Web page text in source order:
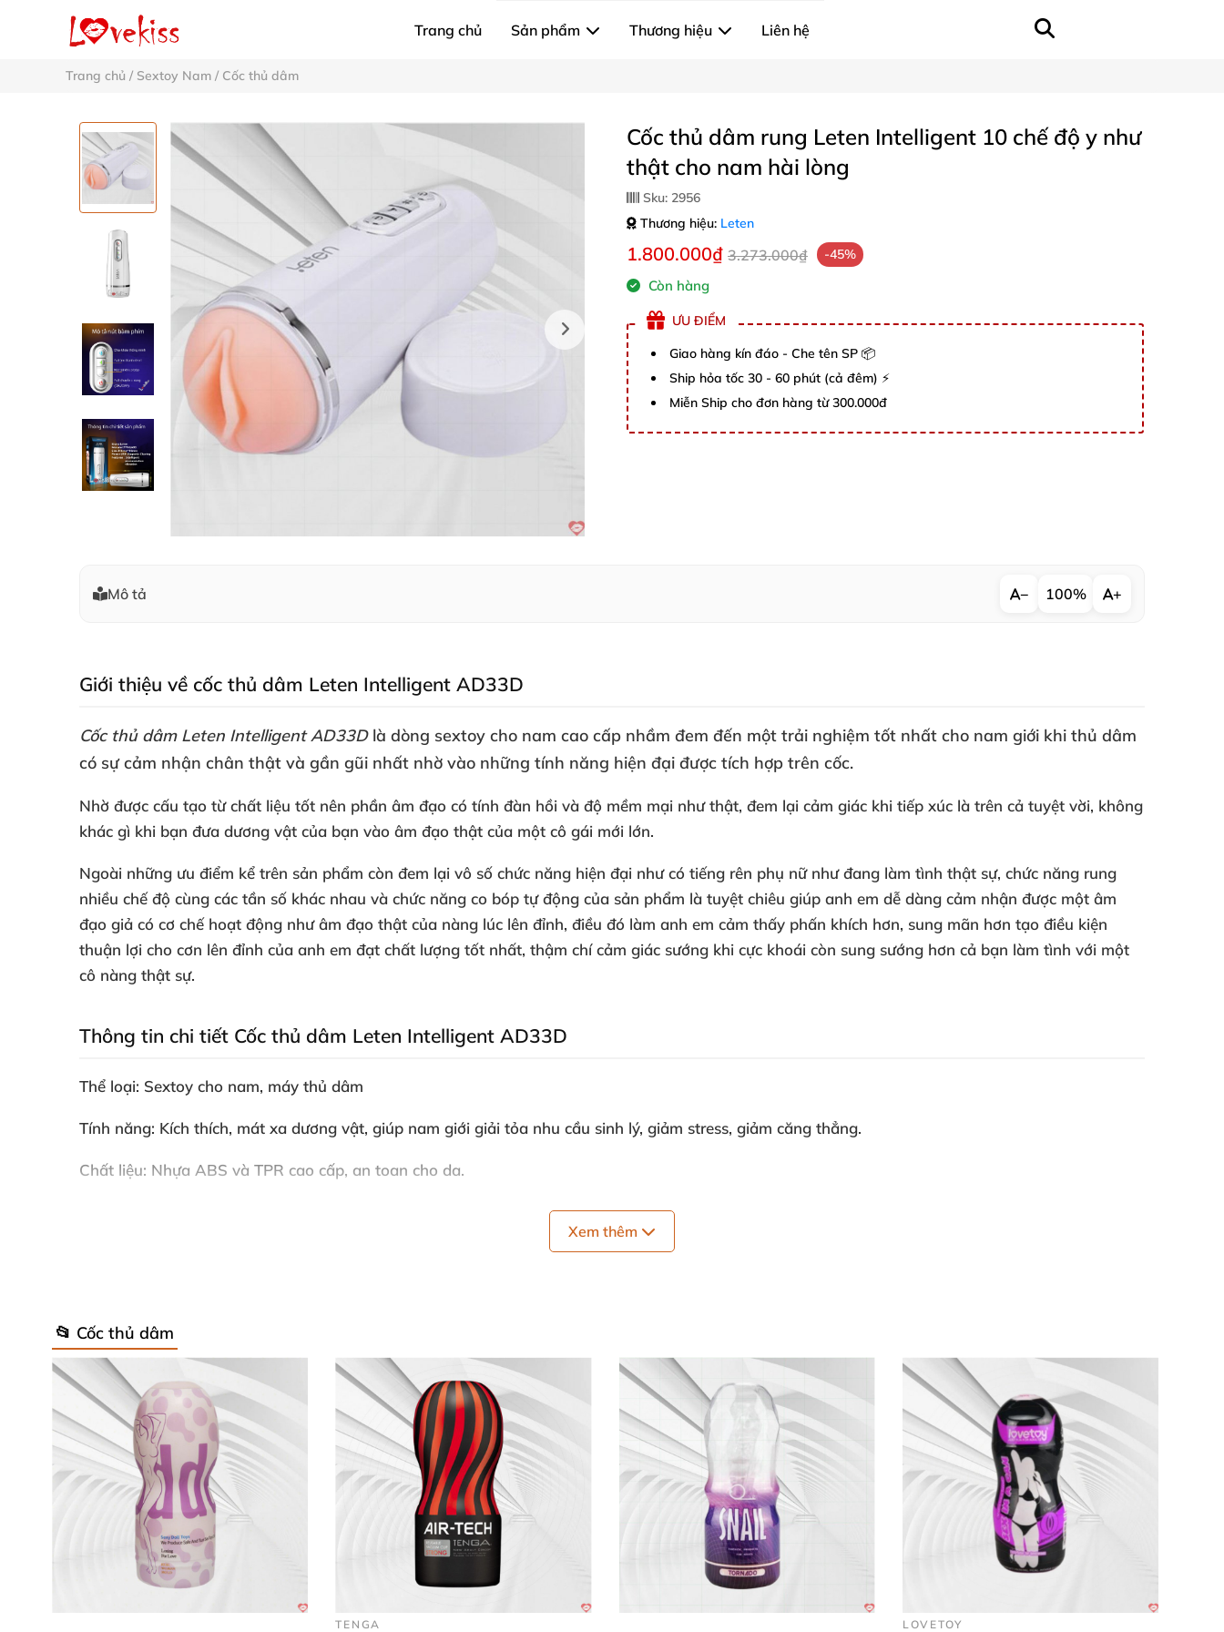
Trang chủ Sản phẩm Thương hiệu Liên hệ
Trang chủ / Sextoy Nam / Cốc thủ dâm
Cốc thủ dâm rung Leten Intelligent 10 chế độ y như
thật cho nam hài lòng
Sku: 2956
Thương hiệu: Leten
1.800.000₫ 3.273.000₫ -45%
Còn hàng
ƯU ĐIỂM
Giao hàng kín đáo - Che tên SP 📦
Ship hỏa tốc 30 - 60 phút (cả đêm) ⚡
Miễn Ship cho đơn hàng từ 300.000đ
Mô tả − 100% +
Giới thiệu về cốc thủ dâm Leten Intelligent AD33D
Cốc thủ dâm Leten Intelligent AD33Dlà dòng sextoy cho nam cao cấp nhầm đem đến một trải nghiệm tốt nhất cho nam giới khi thủ dâm
có sự cảm nhận chân thật và gần gũi nhất nhờ vào những tính năng hiện đại được tích hợp trên cốc.
Nhờ được cấu tạo từ chất liệu tốt nên phần âm đạo có tính đàn hồi và độ mềm mại như thật, đem lại cảm giác khi tiếp xúc là trên cả tuyệt vời, không
khác gì khi bạn đưa dương vật của bạn vào âm đạo thật của một cô gái mới lớn.
Ngoài những ưu điểm kể trên sản phẩm còn đem lại vô số chức năng hiện đại như có tiếng rên phụ nữ như đang làm tình thật sự, chức năng rung
nhiều chế độ cùng các tần số khác nhau và chức năng co bóp tự động của sản phẩm là tuyệt chiêu giúp anh em dễ dàng cảm nhận được một âm
đạo giả có cơ chế hoạt động như âm đạo thật của nàng lúc lên đỉnh, điều đó làm anh em cảm thấy phấn khích hơn, sung mãn hơn tạo điều kiện
thuận lợi cho cơn lên đỉnh của anh em đạt chất lượng tốt nhất, thậm chí cảm giác sướng khi cực khoái còn sung sướng hơn cả bạn làm tình với một
cô nàng thật sự.
Thông tin chi tiết Cốc thủ dâm Leten Intelligent AD33D
Thể loại: Sextoy cho nam, máy thủ dâm
Tính năng: Kích thích, mát xa dương vật, giúp nam giới giải tỏa nhu cầu sinh lý, giảm stress, giảm căng thẳng.
Chất liệu: Nhựa ABS và TPR cao cấp, an toan cho da.
Năng lượng: Pin sạc bằng điện
Hãng sản xuất: Leten
Xuất xứ: Nhật Bản
Mô tả cấu tạo và chức năng của Cốc thủ dâm Leten Intelligent AD33D
Xem thêm
📂 Cốc thủ dâm
TENGA LOVETOY